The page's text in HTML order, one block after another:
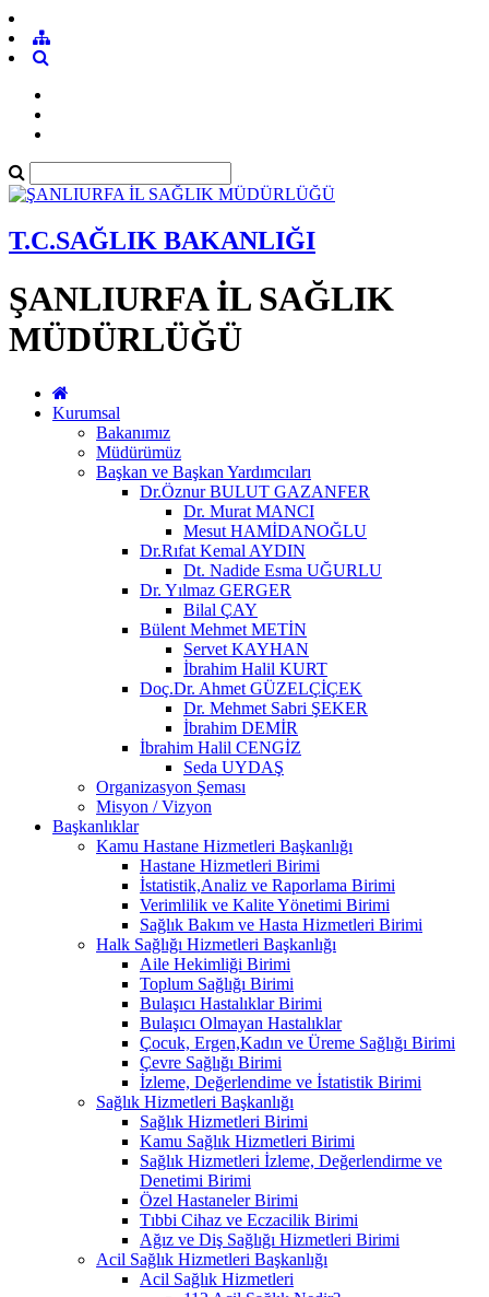
T.C.SAĞLIK BAKANLIĞI
ŞANLIURFA İL SAĞLIK
MÜDÜRLÜĞÜ
Kurumsal
Bakanımız
Müdürümüz
Başkan ve Başkan Yardımcıları
Dr.Öznur BULUT GAZANFER
Dr. Murat MANCI
Mesut HAMİDANOĞLU
Dr.Rıfat Kemal AYDIN
Dt. Nadide Esma UĞURLU
Dr. Yılmaz GERGER
Bilal ÇAY
Bülent Mehmet METİN
Servet KAYHAN
İbrahim Halil KURT
Doç.Dr. Ahmet GÜZELÇİÇEK
Dr. Mehmet Sabri ŞEKER
İbrahim DEMİR
İbrahim Halil CENGİZ
Seda UYDAŞ
Organizasyon Şeması
Misyon / Vizyon
Başkanlıklar
Kamu Hastane Hizmetleri Başkanlığı
Hastane Hizmetleri Birimi
İstatistik,Analiz ve Raporlama Birimi
Verimlilik ve Kalite Yönetimi Birimi
Sağlık Bakım ve Hasta Hizmetleri Birimi
Halk Sağlığı Hizmetleri Başkanlığı
Aile Hekimliği Birimi
Toplum Sağlığı Birimi
Bulaşıcı Hastalıklar Birimi
Bulaşıcı Olmayan Hastalıklar
Çocuk, Ergen,Kadın ve Üreme Sağlığı Birimi
Çevre Sağlığı Birimi
İzleme, Değerlendime ve İstatistik Birimi
Sağlık Hizmetleri Başkanlığı
Sağlık Hizmetleri Birimi
Kamu Sağlık Hizmetleri Birimi
Sağlık Hizmetleri İzleme, Değerlendirme ve
Denetimi Birimi
Özel Hastaneler Birimi
Tıbbi Cihaz ve Eczacilik Birimi
Ağız ve Diş Sağlığı Hizmetleri Birimi
Acil Sağlık Hizmetleri Başkanlığı
Acil Sağlık Hizmetleri